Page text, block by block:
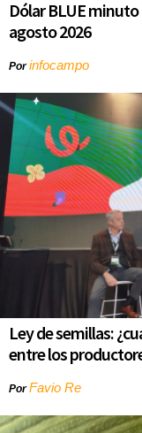
Dólar BLUE
agosto 2026
Porinfocampo
Ley de semillas:
entre los
PorFavio Re